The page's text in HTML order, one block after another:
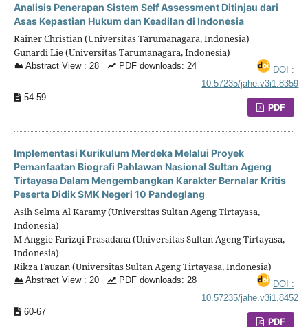
Analisis Penerapan Sistem Self Assessment Ditinjau dari
Asas Kepastian Hukum dan Keadilan di Indonesia
Rainer Christian (Universitas Tarumanagara, Indonesia)
Gunardi Lie (Universitas Tarumanagara, Indonesia)
Abstract View : 28 PDF downloads: 24
DOI :
10.57235/jahe.v3i1.8359
54-59
PDF
Implementasi Kurikulum Merdeka Melalui Proyek
Pemanfaatan Biografi Pahlawan Nasional Sultan Ageng
Tirtayasa Dalam Mengembangkan Karakter Bernalar Kritis
Peserta Didik SMK Negeri 10 Pandeglang
Asih Selma Al Karamy (Universitas Sultan Ageng Tirtayasa,
Indonesia)
M Anggie Farizqi Prasadana (Universitas Sultan Ageng Tirtayasa,
Indonesia)
Rikza Fauzan (Universitas Sultan Ageng Tirtayasa, Indonesia)
Abstract View : 20 PDF downloads: 28
DOI :
10.57235/jahe.v3i1.8452
60-67
PDF